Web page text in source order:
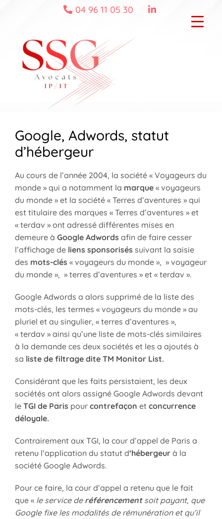
04 96 11 05 30
Google, Adwords, statut
d’hébergeur
Au cours de l’année 2004, la société « Voyageurs du
monde » qui a notamment la marque « voyageurs
du monde » et la société « Terres d’aventures » qui
est titulaire des marques « Terres d’aventures » et
« terdav » ont adressé différentes mises en
demeure à Google Adwords afin de faire cesser
l’affichage de liens sponsorisés suivant la saisie
des mots-clés « voyageurs du monde », » voyageur
du monde », » terres d’aventures » et « terdav ».
Google Adwords a alors supprimé de la liste des
mots-clés, les termes « voyageurs du monde » au
pluriel et au singulier, « terres d’aventures »,
« terdav » ainsi qu’une liste de mots-clés similaires
à la demande ces deux sociétés et les a ajoutés à
sa liste de filtrage dite TM Monitor List.
Considérant que les faits persistaient, les deux
sociétés ont alors assigné Google Adwords devant
le TGI de Paris pour contrefaçon et concurrence
déloyale.
Contrairement aux TGI, la cour d’appel de Paris a
retenu l’application du statut d‘hébergeur à la
société Google Adwords.
Pour ce faire, la cour d’appel a retenu que le fait
que « le service de référencementsoit payant, que
Google fixe les modalités de rémunération et qu’il